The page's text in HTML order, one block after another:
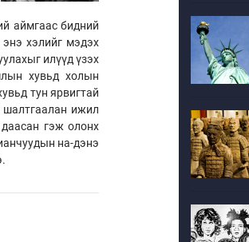
аймгаас бидний
хэлийг мэдэх
илүүд үзэх
хувьд холын
тун ярвигтай
шалтгаалан ижил
гэж олонх
на-дэнэ